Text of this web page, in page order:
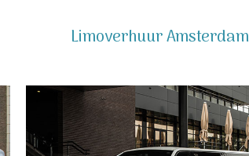
Limoverhuur Amsterdam